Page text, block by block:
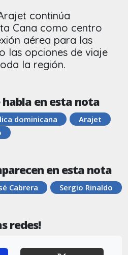
continúa
Cana como centro
aérea para las
las opciones de viaje
la región.
habla en esta nota
dominicana
Arajet
en esta nota
Cabrera Sergio Rinaldo
redes!